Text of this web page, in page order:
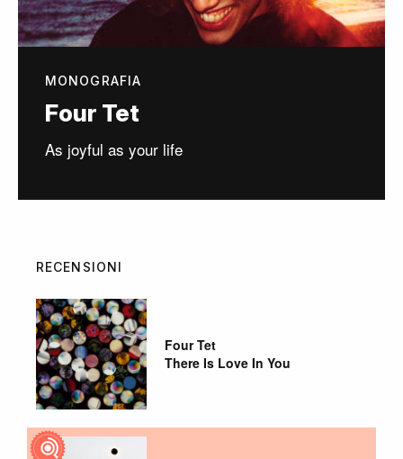
MONOGRAFIA
Four Tet
As joyful as your life
RECENSIONI
Four Tet
There Is Love In You